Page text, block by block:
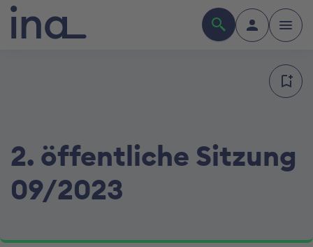
2. öffentliche Sitzung
09/2023